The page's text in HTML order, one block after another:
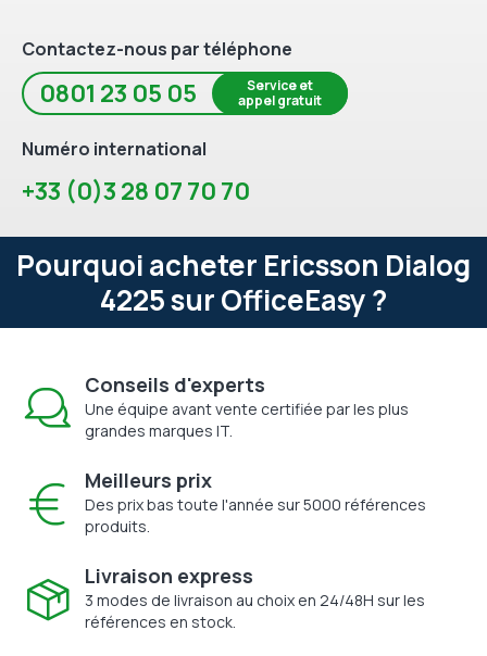
Contactez-nous par téléphone
0801 23 05 05
Service et
appel gratuit
Numéro international
+33 (0)3 28 07 70 70
Pourquoi acheter Ericsson Dialog
4225 sur OfficeEasy ?
Conseils d'experts
Une équipe avant vente certifiée par les plus
grandes marques IT.
Meilleurs prix
Des prix bas toute l'année sur 5000 références
produits.
Livraison express
3 modes de livraison au choix en 24/48H sur les
références en stock.